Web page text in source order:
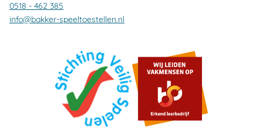
0518 - 462 385
info@bakker-speeltoestellen.nl